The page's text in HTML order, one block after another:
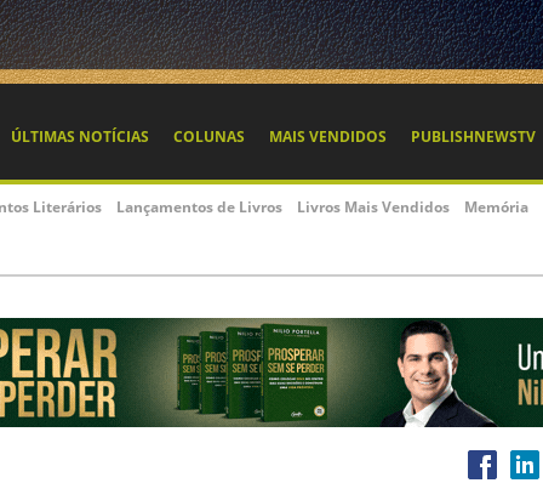
ÚLTIMAS NOTÍCIAS COLUNAS MAIS VENDIDOS PUBLISHNEWSTV
Literários Lançamentos de Livros Livros Mais Vendidos Memória